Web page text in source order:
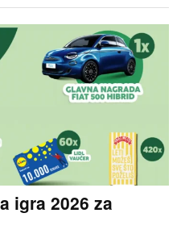
igra 2026 za